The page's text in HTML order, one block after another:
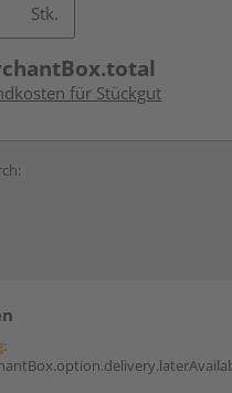
Stk.
für Stückgut